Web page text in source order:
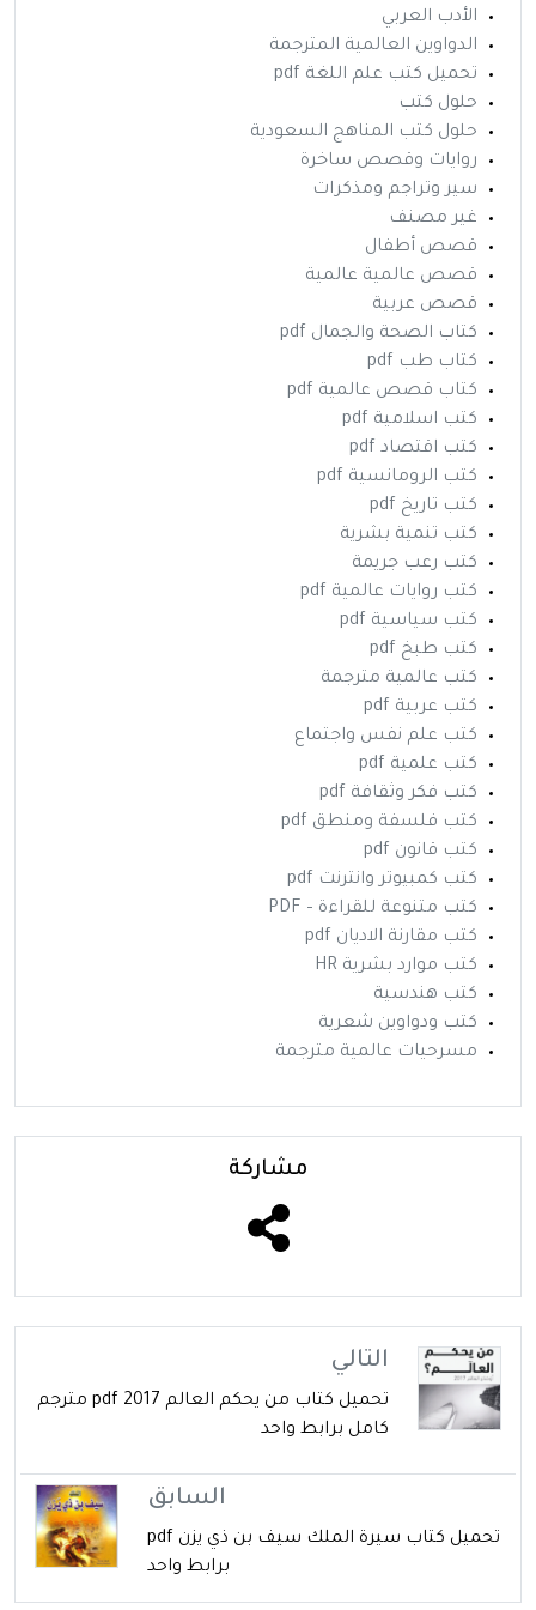
الأدب العربي
الدواوين العالمية المترجمة
تحميل كتب علم اللغة pdf
حلول كتب
حلول كتب المناهج السعودية
روايات وقصص ساخرة
سير وتراجم ومذكرات
غير مصنف
قصص أطفال
قصص عالمية عالمية
قصص عربية
كتاب الصحة والجمال pdf
كتاب طب pdf
كتاب قصص عالمية pdf
كتب اسلامية pdf
كتب اقتصاد pdf
كتب الرومانسية pdf
كتب تاريخ pdf
كتب تنمية بشرية
كتب رعب جريمة
كتب روايات عالمية pdf
كتب سياسية pdf
كتب طبخ pdf
كتب عالمية مترجمة
كتب عربية pdf
كتب علم نفس واجتماع
كتب علمية pdf
كتب فكر وثقافة pdf
كتب فلسفة ومنطق pdf
كتب قانون pdf
كتب كمبيوتر وانترنت pdf
كتب متنوعة للقراءة – PDF
كتب مقارنة الاديان pdf
كتب موارد بشرية HR
كتب هندسية
كتب ودواوين شعرية
مسرحيات عالمية مترجمة
مشاركة
التالي
تحميل كتاب من يحكم العالم 2017 pdf مترجم
كامل برابط واحد
السابق
تحميل كتاب سيرة الملك سيف بن ذي يزن pdf
برابط واحد